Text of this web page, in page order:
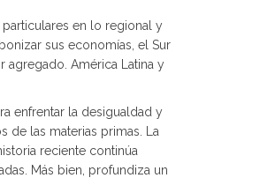
en lo regional y
sus economías, el Sur
agregado. América Latina y
enfrentar la desigualdad y
de las materias primas. La
reciente continúa
Más bien, profundiza un